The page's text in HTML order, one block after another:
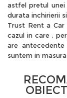
astfel pretul unei
durata inchirierii
Trust Rent a
cazul in care ,
are
suntem in